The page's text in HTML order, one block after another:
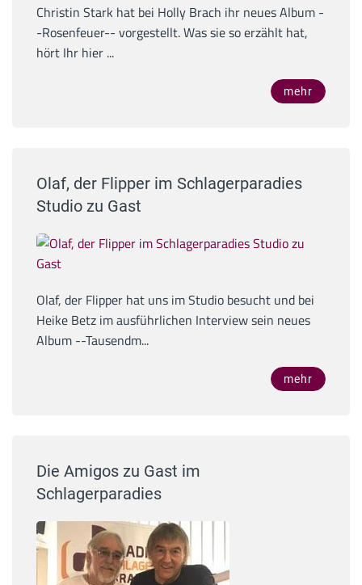
Christin Stark hat bei Holly Brach ihr neues Album -
-Rosenfeuer-- vorgestellt. Was sie so erzählt hat,
hört Ihr hier ...
mehr
Olaf, der Flipper im Schlagerparadies
Studio zu Gast
Olaf, der Flipper hat uns im Studio besucht und bei
Heike Betz im ausführlichen Interview sein neues
Album --Tausendm...
mehr
Die Amigos zu Gast im
Schlagerparadies